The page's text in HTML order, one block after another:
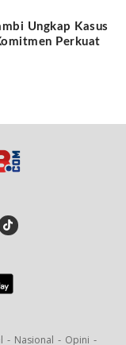
Ungkap Kasus
Perkuat
Nasional Opini